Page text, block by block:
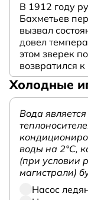
В 1912 году
Бахметьев
вызвал
довел
этом зверек
возвратился
Холодные
Вода
воды на 2°С,
(при условии
магистрали)
Насос